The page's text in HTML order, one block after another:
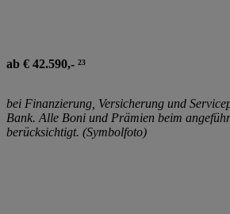
ab € 42.590,- ²³
bei Finanzierung, Versicherung und
Bank. Alle Boni und Prämien beim
berücksichtigt. (Symbolfoto)